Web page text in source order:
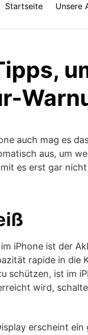
Startseite Unsere
auch mag es
aus, um
es erst gar
iPhone ist der
rapide in die
schützen, ist im
wird,
erscheint